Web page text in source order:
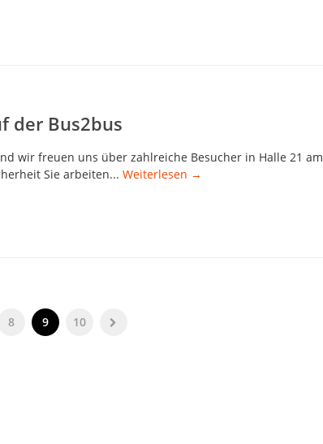
der Bus2bus
wir freuen uns über zahlreiche Besucher in Halle 21 am
Sie arbeiten... Weiterlesen →
8 9 10